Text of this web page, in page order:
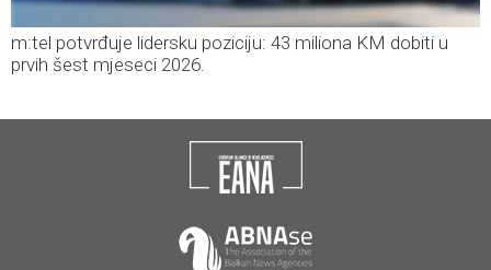
m:tel potvrđuje lidersku poziciju: 43 miliona KM dobiti u
prvih šest mjeseci 2026.